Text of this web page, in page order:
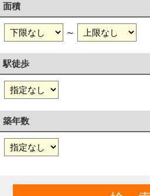
面積
～
駅徒歩
築年数